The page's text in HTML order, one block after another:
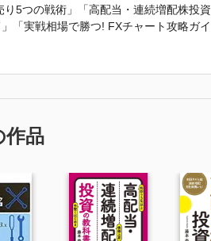
り5つの戦術」「高配当・連続増配株投
「実戦相場で勝つ! FXチャート攻略ガ
作品